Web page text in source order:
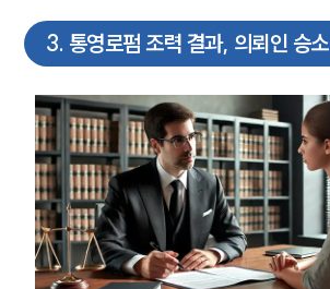
3. 통영로펌 조력 결과, 의뢰인 승소